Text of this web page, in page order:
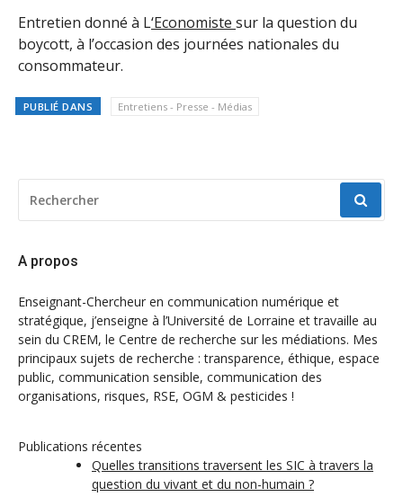
Entretien donné à L‘Economiste sur la question du
boycott, à l’occasion des journées nationales du
consommateur.
PUBLIÉ DANS Entretiens - Presse - Médias
POUR
:
A propos
Enseignant-Chercheur en communication numérique et
stratégique, j’enseigne à l’Université de Lorraine et travaille au
sein du CREM, le Centre de recherche sur les médiations. Mes
principaux sujets de recherche : transparence, éthique, espace
public, communication sensible, communication des
organisations, risques, RSE, OGM & pesticides !
Publications récentes
Quelles transitions traversent les SIC à travers la
question du vivant et du non-humain ?